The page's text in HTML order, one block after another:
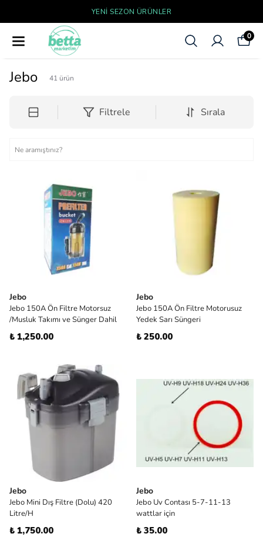
YENI SEZON ÜRÜNLER
0
Jebo 41 ürün
Filtrele Sırala
Jebo
Jebo 150A Ön Filtre Motorsuz
/Musluk Takımı ve Sünger Dahil
₺ 1,250.00
Jebo
Jebo 150A Ön Filtre Motorusuz
Yedek Sarı Süngeri
₺ 250.00
Jebo
Jebo Mini Dış Filtre (Dolu) 420
Litre/H
₺ 1,750.00
Jebo
Jebo Uv Contası 5-7-11-13
wattlar için
₺ 35.00